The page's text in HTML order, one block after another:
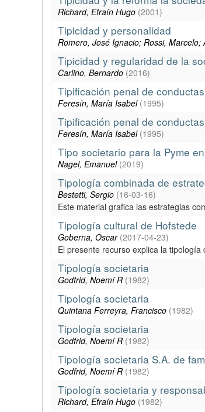
Richard, Efraín Hugo (2001)
Tipicidad y personalidad
Romero, José Ignacio; Rossi,
Tipicidad y regularidad de la
Carlino, Bernardo (2016)
Tipificación penal de
Feresín, María Isabel (1995)
Tipificación penal de
Feresín, María Isabel (1995)
Tipo societario para la Pyme
Nagel, Emanuel (2019)
Tipología combinada de
Bestetti, Sergio (16-03-16)
Este material grafica las estrategias
Tipología cultural de Hofstede
Goberna, Oscar (2017-04-23)
El presente recurso explica la
Tipología societaria
Godfrid, Noemí R (1982)
Tipología societaria
Quintana Ferreyra, Francisco (1982)
Tipología societaria
Godfrid, Noemí R (1982)
Tipología societaria S.A. de
Godfrid, Noemí R (1982)
Tipología societaria y
Richard, Efraín Hugo (1982)